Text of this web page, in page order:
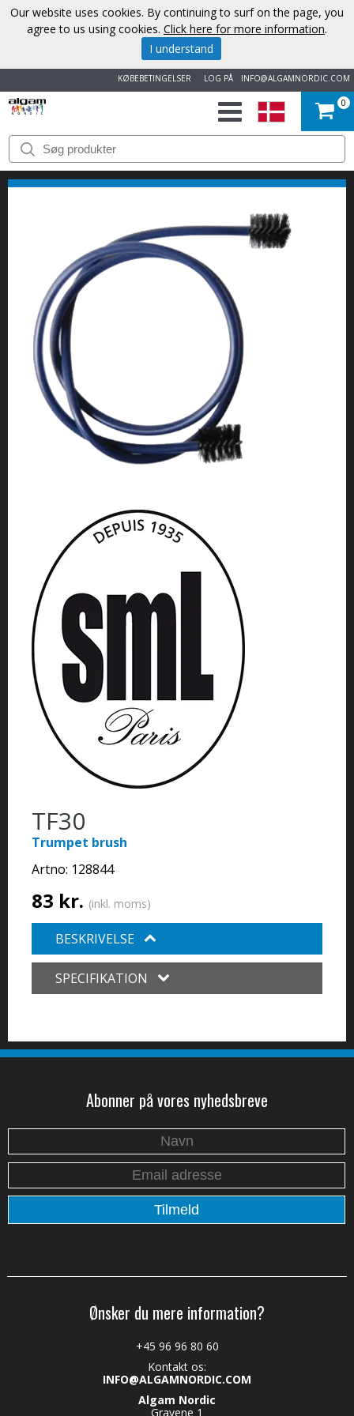
INFO@ALGAMNORDIC.COM
LOG PÅ
KØBEBETINGELSER
START
VAREMÆRKER
NYHEDER
OM
OS
KONTAKT
0
TF30
Trumpet brush
Artno: 128844
83 kr. (inkl. moms)
BESKRIVELSE
SPECIFIKATION
Abonner på vores nyhedsbreve
Ønsker du mere information?
+45 96 96 80 60
Kontakt os:
INFO@ALGAMNORDIC.COM
Algam Nordic
Gravene 1
Our website uses cookies. By continuing to surf on the page, you
agree to us using cookies. Click here for more information.
I understand